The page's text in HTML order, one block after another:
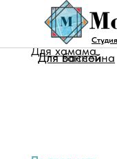
Для хамама
Для ванной
Для бассейна
Для